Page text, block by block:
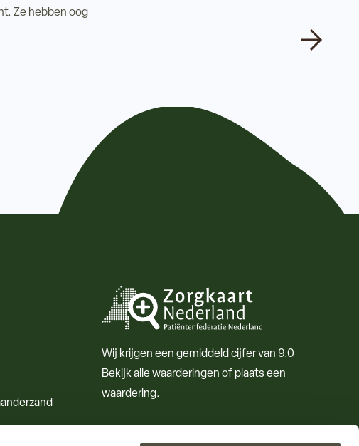
Ze hebben oog
Wij krijgen een gemiddeld cijfer van 9.0
Bekijk alle waarderingen of plaats een
waardering.